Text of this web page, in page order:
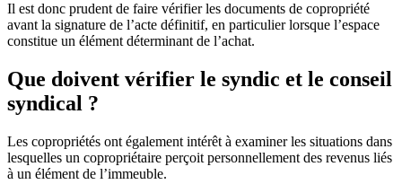
Il est donc prudent de faire vérifier les documents de copropriété
avant la signature de l’acte définitif, en particulier lorsque l’espace
constitue un élément déterminant de l’achat.
Que doivent vérifier le syndic et le conseil
syndical ?
Les copropriétés ont également intérêt à examiner les situations dans
lesquelles un copropriétaire perçoit personnellement des revenus liés
à un élément de l’immeuble.